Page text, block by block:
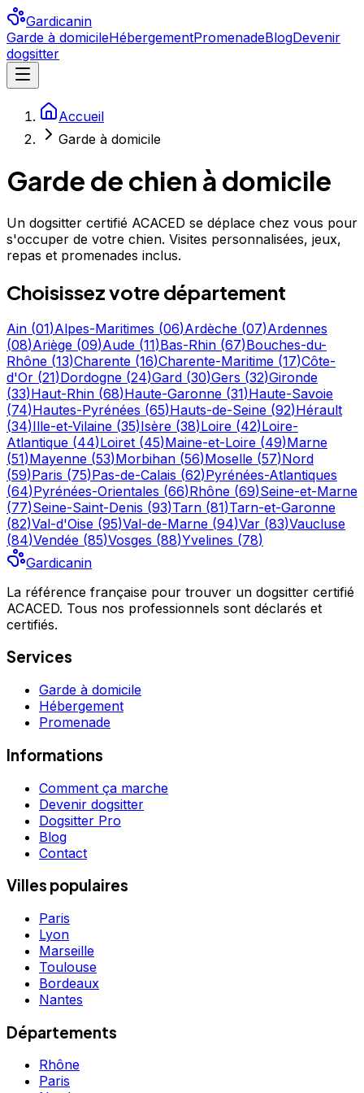
Gardicanin
Garde à domicileHébergementPromenadeBlogDevenir
dogsitter
Accueil
Garde à domicile
Garde de chien à domicile
Un dogsitter certifié ACACED se déplace chez vous pour
s'occuper de votre chien. Visites personnalisées, jeux,
repas et promenades inclus.
Choisissez votre département
Ain (01)Alpes-Maritimes (06)Ardèche (07)Ardennes
(08)Ariège (09)Aude (11)Bas-Rhin (67)Bouches-du-
Rhône (13)Charente (16)Charente-Maritime (17)Côte-
d'Or (21)Dordogne (24)Gard (30)Gers (32)Gironde
(33)Haut-Rhin (68)Haute-Garonne (31)Haute-Savoie
(74)Hautes-Pyrénées (65)Hauts-de-Seine (92)Hérault
(34)Ille-et-Vilaine (35)Isère (38)Loire (42)Loire-
Atlantique (44)Loiret (45)Maine-et-Loire (49)Marne
(51)Mayenne (53)Morbihan (56)Moselle (57)Nord
(59)Paris (75)Pas-de-Calais (62)Pyrénées-Atlantiques
(64)Pyrénées-Orientales (66)Rhône (69)Seine-et-Marne
(77)Seine-Saint-Denis (93)Tarn (81)Tarn-et-Garonne
(82)Val-d'Oise (95)Val-de-Marne (94)Var (83)Vaucluse
(84)Vendée (85)Vosges (88)Yvelines (78)
Gardicanin
La référence française pour trouver un dogsitter certifié
ACACED. Tous nos professionnels sont déclarés et
certifiés.
Services
Garde à domicile
Hébergement
Promenade
Informations
Comment ça marche
Devenir dogsitter
Dogsitter Pro
Blog
Contact
Villes populaires
Paris
Lyon
Marseille
Toulouse
Bordeaux
Nantes
Départements
Rhône
Paris